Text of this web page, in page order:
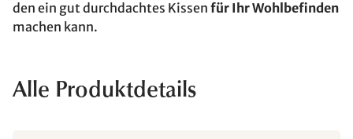
den ein gut durchdachtes Kissen für Ihr Wohlbefinden
machen kann.
Alle Produktdetails